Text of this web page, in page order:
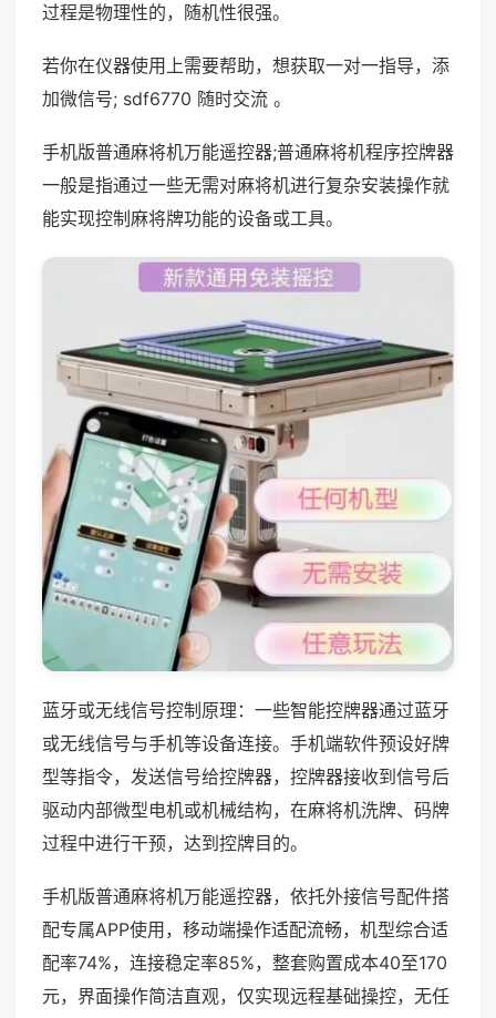
过程是物理性的，随机性很强。
若你在仪器使用上需要帮助，想获取一对一指导，添
加微信号; sdf6770 随时交流 。
手机版普通麻将机万能遥控器;普通麻将机程序控牌器
一般是指通过一些无需对麻将机进行复杂安装操作就
能实现控制麻将牌功能的设备或工具。
蓝牙或无线信号控制原理：一些智能控牌器通过蓝牙
或无线信号与手机等设备连接。手机端软件预设好牌
型等指令，发送信号给控牌器，控牌器接收到信号后
驱动内部微型电机或机械结构，在麻将机洗牌、码牌
过程中进行干预，达到控牌目的。
手机版普通麻将机万能遥控器，依托外接信号配件搭
配专属APP使用，移动端操作适配流畅，机型综合适
配率74%，连接稳定率85%，整套购置成本40至170
元，界面操作简洁直观，仅实现远程基础操控，无任